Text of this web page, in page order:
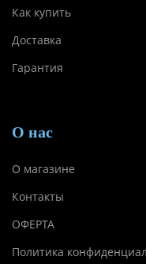
Как купить
Доставка
Гарантия
О нас
О магазине
Контакты
ОФЕРТА
Политика